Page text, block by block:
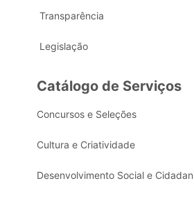
Transparência
Legislação
Catálogo de Serviços
Concursos e Seleções
Cultura e Criatividade
Desenvolvimento Social e